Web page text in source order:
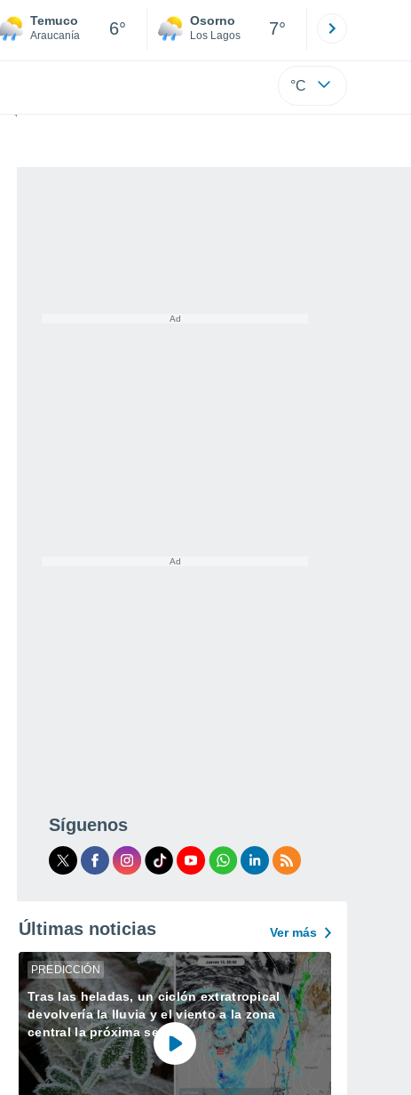
Temuco
Araucanía 6° Osorno
Los Lagos 7°
°C
Síguenos
Últimas noticias Ver más
PREDICCIÓN
Tras las heladas, un ciclón extratropical
devolvería la lluvia y el viento a la zona
central la próxima semana